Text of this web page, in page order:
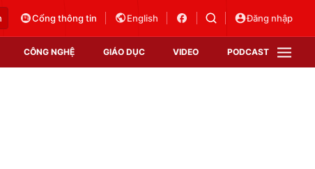
Cổng thông tin English Đăng nhập
CÔNG NGHỆ GIÁO DỤC VIDEO PODCAST